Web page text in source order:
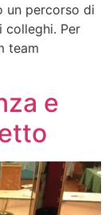
un percorso di
colleghi. Per
team
e